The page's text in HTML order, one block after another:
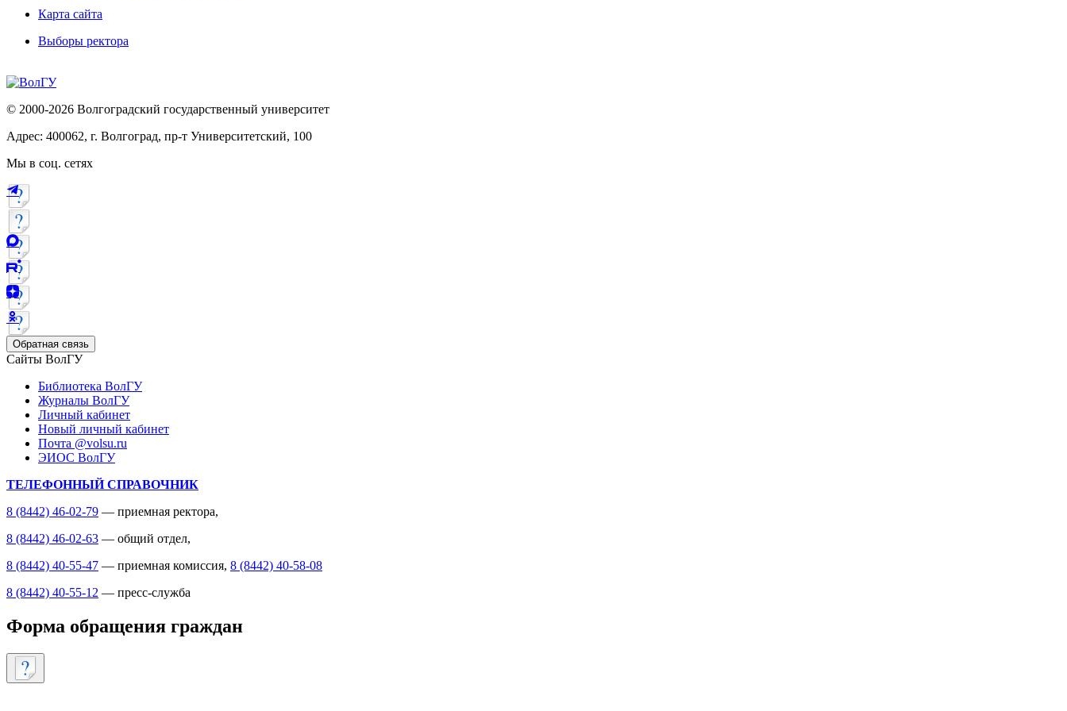
Карта сайта
Выборы ректора
© 2000-2026 Волгоградский государственный университет
Адрес: 400062, г. Волгоград, пр-т Университетский, 100
Мы в соц. сетях
Обратная связь
Сайты ВолГУ
Библиотека ВолГУ
Журналы ВолГУ
Личный кабинет
Новый личный кабинет
Почта @volsu.ru
ЭИОС ВолГУ
ТЕЛЕФОННЫЙ СПРАВОЧНИК
8 (8442) 46-02-79 — приемная ректора,
8 (8442) 46-02-63 — общий отдел,
8 (8442) 40-55-47 — приемная комиссия, 8 (8442) 40-58-08
8 (8442) 40-55-12 — пресс-служба
Форма обращения граждан